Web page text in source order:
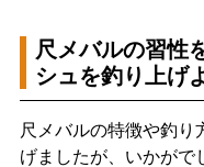
尺メバルの習性
シュを釣り上げ
尺メバルの特徴や釣り
げましたが、いかがで